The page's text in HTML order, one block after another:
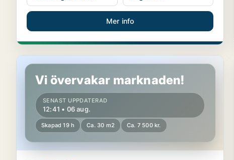
Mer info
Hus i Huddinge
Vi övervakar marknaden!
SENAST UPPDATERAD
12:41 • 06 aug.
Skapad 19 h Ca. 30 m2 Ca. 7 500 kr.